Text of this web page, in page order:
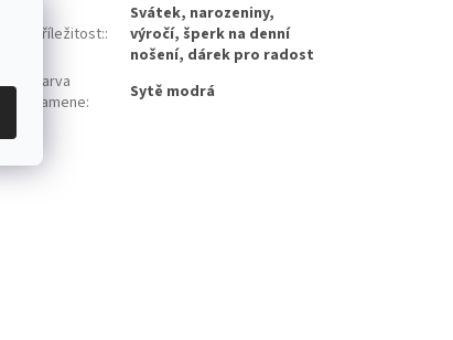
Příležitost::
Svátek, narozeniny,
výročí, šperk na denní
nošení, dárek pro radost
Barva
kamene: Sytě modrá